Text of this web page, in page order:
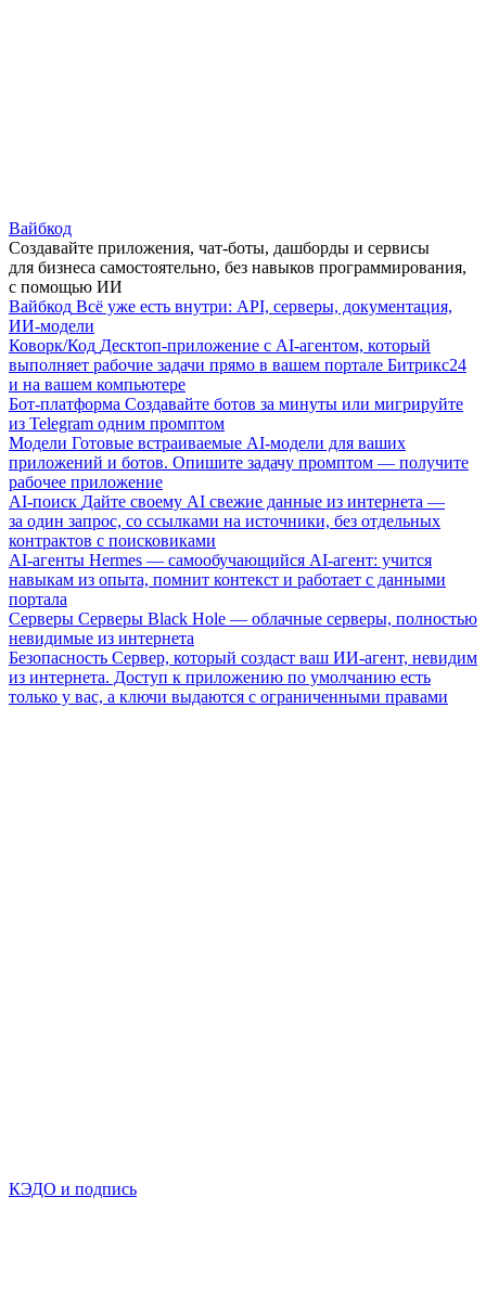
Вайбкод
Создавайте приложения, чат-боты, дашборды и сервисы
для бизнеса самостоятельно, без навыков программирования,
с помощью ИИ
Вайбкод Всё уже есть внутри: API, серверы, документация,
ИИ-модели
Коворк/Код Десктоп-приложение с AI-агентом, который
выполняет рабочие задачи прямо в вашем портале Битрикс24
и на вашем компьютере
Бот-платформа Создавайте ботов за минуты или мигрируйте
из Telegram одним промптом
Модели Готовые встраиваемые AI-модели для ваших
приложений и ботов. Опишите задачу промптом — получите
рабочее приложение
AI-поиск Дайте своему AI свежие данные из интернета —
за один запрос, со ссылками на источники, без отдельных
контрактов с поисковиками
AI-агенты Hermes — самообучающийся AI-агент: учится
навыкам из опыта, помнит контекст и работает с данными
портала
Серверы Серверы Black Hole — облачные серверы, полностью
невидимые из интернета
Безопасность Сервер, который создаст ваш ИИ-агент, невидим
из интернета. Доступ к приложению по умолчанию есть
только у вас, а ключи выдаются с ограниченными правами
КЭДО и подпись